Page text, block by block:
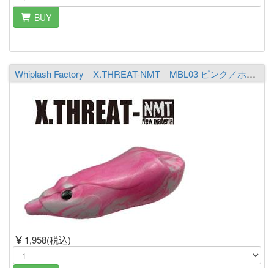
BUY
Whiplash Factory X.THREAT-NMT MBL03 ピンク／ホワイト
1,958(税込)